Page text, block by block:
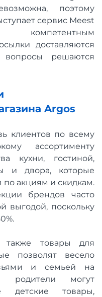
поэтому
сервис Meest
компетентным
доставляются
решаются
Argos
клиентов по всему
ассортименту
кухни, гостиной,
и двора, которые
акциям и скидкам.
брендов часто
выгодой, поскольку
также товары для
позволят весело
и семьей на
родители могут
детские товары,